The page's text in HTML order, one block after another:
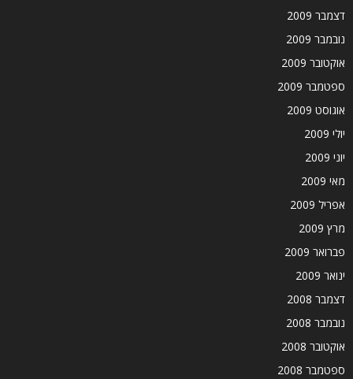
דצמבר 2009
נובמבר 2009
אוקטובר 2009
ספטמבר 2009
אוגוסט 2009
יולי 2009
יוני 2009
מאי 2009
אפריל 2009
מרץ 2009
פברואר 2009
ינואר 2009
דצמבר 2008
נובמבר 2008
אוקטובר 2008
ספטמבר 2008